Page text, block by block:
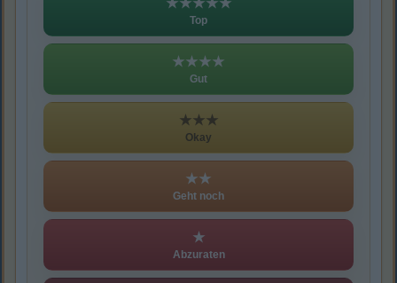
Top
★★★★
Gut
★★★
Okay
★★
Geht noch
★
Abzuraten